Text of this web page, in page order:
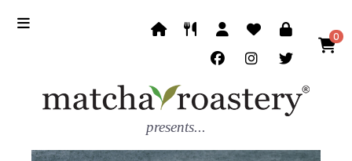
0
presents...